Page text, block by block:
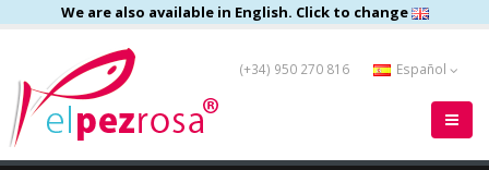
We are also available in English. Click to change
(+34) 950 270 816 Español